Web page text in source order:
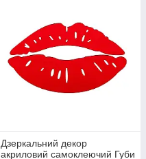
Дзеркальний декор
акриловий самоклеючий Губи